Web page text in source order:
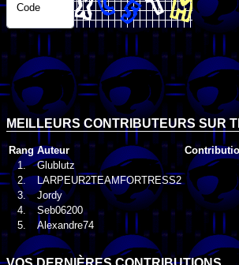
Code
MEILLEURS CONTRIBUTEURS SUR
Rang Auteur
1.
Glublutz
2.
LARPEUR2TEAMFORTRESS2
3.
Jordy
4.
Seb06200
5.
Alexandre74